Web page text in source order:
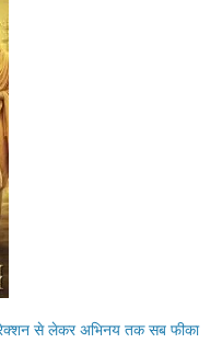
से लेकर अभिनय तक सब फीका